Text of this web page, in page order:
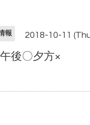
報 2018-10-11
後〇夕方×